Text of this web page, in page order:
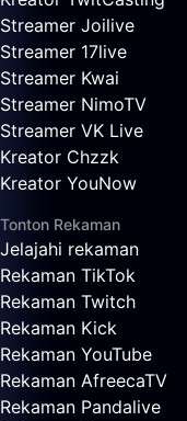
Streamer Joilive
Streamer 17live
Streamer Kwai
Streamer NimoTV
Streamer VK Live
Kreator Chzzk
Kreator YouNow
Tonton Rekaman
Jelajahi rekaman
Rekaman TikTok
Rekaman Twitch
Rekaman Kick
Rekaman YouTube
Rekaman AfreecaTV
Rekaman Pandalive